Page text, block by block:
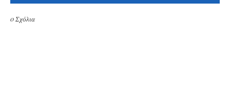
0 Σχόλια